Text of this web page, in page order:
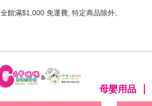
全館滿$1,000 免運費, 特定商品除外。
母嬰用品